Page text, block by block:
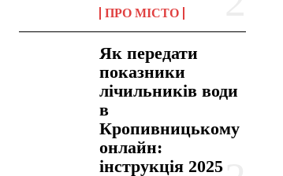
ПРО МІСТО
Як передати
показники
лічильників води
в
Кропивницькому
онлайн:
інструкція 2025